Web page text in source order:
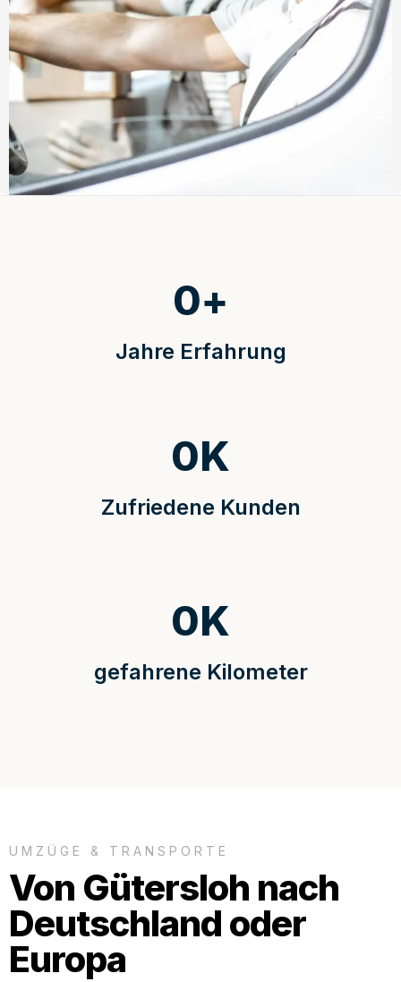
Jahre Erfahrung
0+
Zufriedene Kunden
0K
gefahrene Kilometer
0K
UMZÜGE & TRANSPORTE
Von Gütersloh nach
Deutschland oder
Europa